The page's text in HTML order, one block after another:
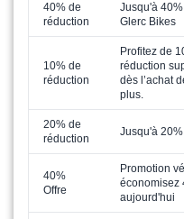
40% de
réduction
Jusqu'à
Glerc Bikes
10% de
réduction
Profitez de
réduction
dès l’achat
plus.
20% de
réduction
Jusqu'à
40%
Offre
Promotion
économisez
aujourd'hui